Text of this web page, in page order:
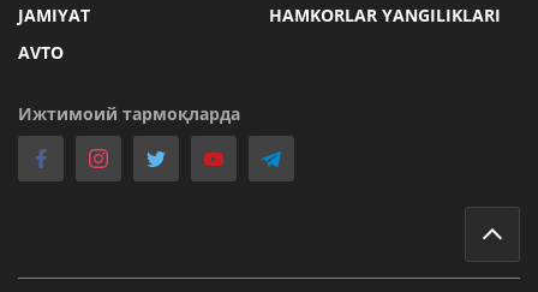
JAMIYAT
HAMKORLAR YANGILIKLARI
AVTO
Ижтимоий тармоқларда